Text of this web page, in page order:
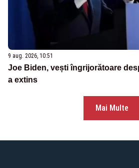
9 aug. 2026, 10:51
Joe Biden, vești îngrijorătoare
a extins
Mai Multe